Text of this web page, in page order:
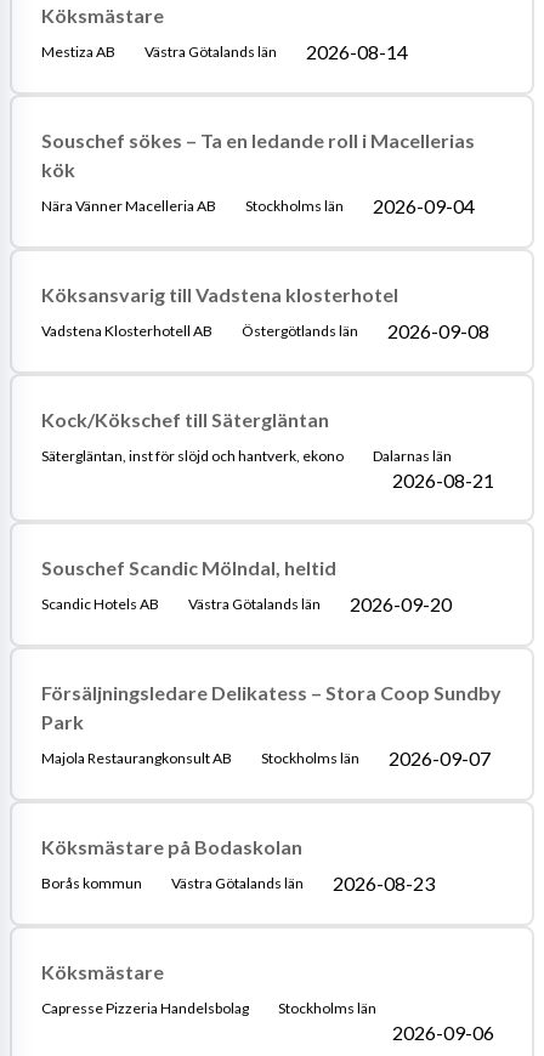
Köksmästare
Mestiza AB Västra Götalands län 2026-08-14
Souschef sökes – Ta en ledande roll i Macellerias
kök
Nära Vänner Macelleria AB Stockholms län 2026-09-04
Köksansvarig till Vadstena klosterhotel
Vadstena Klosterhotell AB Östergötlands län 2026-09-08
Kock/Kökschef till Sätergläntan
Sätergläntan, inst för slöjd och hantverk, ekono Dalarnas län
2026-08-21
Souschef Scandic Mölndal, heltid
Scandic Hotels AB Västra Götalands län 2026-09-20
Försäljningsledare Delikatess – Stora Coop Sundby
Park
Majola Restaurangkonsult AB Stockholms län 2026-09-07
Köksmästare på Bodaskolan
Borås kommun Västra Götalands län 2026-08-23
Köksmästare
Capresse Pizzeria Handelsbolag Stockholms län
2026-09-06